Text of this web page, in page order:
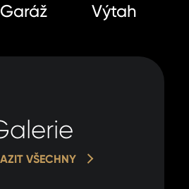
Garáž Výtah
VŠECHNY